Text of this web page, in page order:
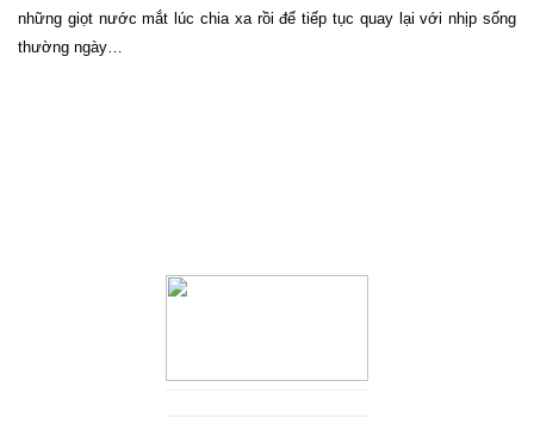
những giọt nước mắt lúc chia xa rồi để tiếp tục quay lại với nhịp sống
thường ngày…